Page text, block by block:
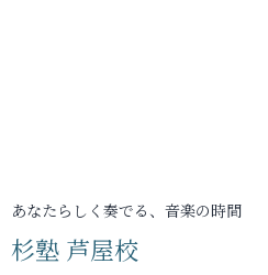
あなたらしく奏でる、音楽の時間
杉塾 芦屋校